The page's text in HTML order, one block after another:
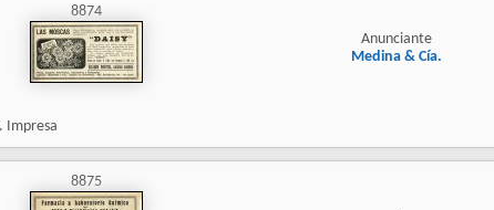
8874
Anunciante
Medina & Cía.
Impresa
8875